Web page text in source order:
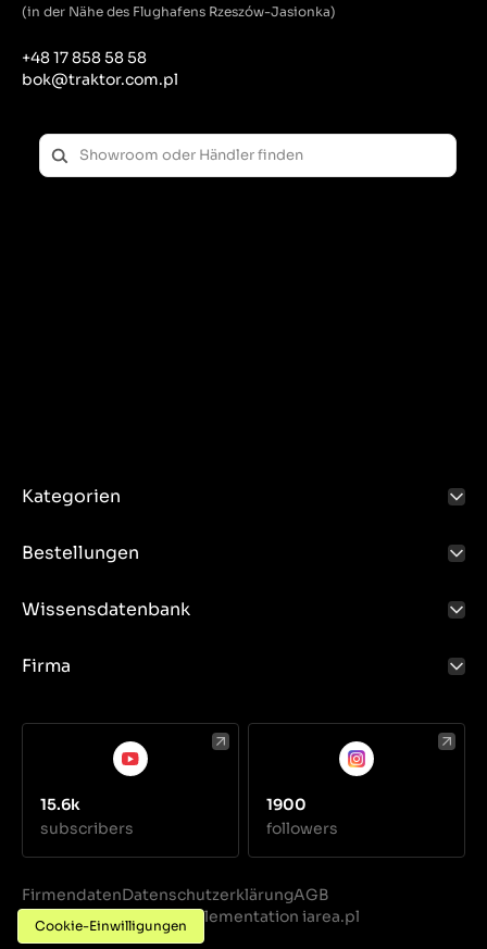
(in der Nähe des Flughafens Rzeszów-Jasionka)
+48 17 858 58 58
bok@traktor.com.pl
Kategorien
Bestellungen
Wissensdatenbank
Firma
15.6k
subscribers
1900
followers
FirmendatenDatenschutzerklärungAGB
Realization
Implementation iarea.pl
Cookie-Einwilligungen